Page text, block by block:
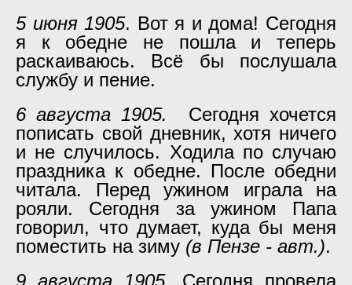
5 июня 1905. Вот я и дома! Сегодня
я к обедне не пошла и теперь
раскаиваюсь. Всё бы послушала
службу и пение.
6 августа 1905.
Сегодня хочется
пописать свой дневник, хотя ничего
и не случилось. Ходила по случаю
праздника к обедне. После обедни
читала. Перед ужином играла на
рояли. Сегодня за ужином Папа
говорил, что думает, куда бы меня
поместить на зиму (в Пензе - авт.).
9 августа 1905. Сегодня провела